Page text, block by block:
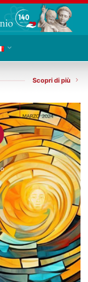
Scopri di più